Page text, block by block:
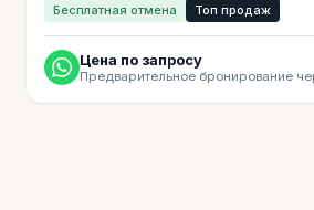
Бесплатная отмена Топ продаж
Цена по запросу
Предварительное бронирование